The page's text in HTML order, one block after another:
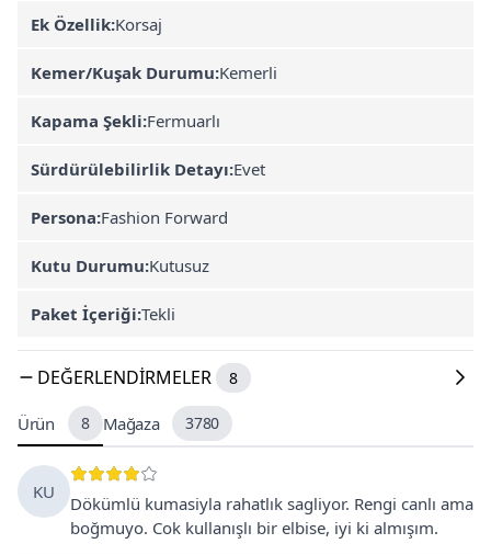
Ek Özellik:Korsaj
Kemer/Kuşak Durumu:Kemerli
Kapama Şekli:Fermuarlı
Sürdürülebilirlik Detayı:Evet
Persona:Fashion Forward
Kutu Durumu:Kutusuz
Paket İçeriği:Tekli
DEĞERLENDIRMELER 8
Ürün 8 Mağaza 3780
KU
Dökümlü kumasiyla rahatlık sagliyor. Rengi canlı ama
boğmuyo. Cok kullanışlı bir elbise, iyi ki almışım.